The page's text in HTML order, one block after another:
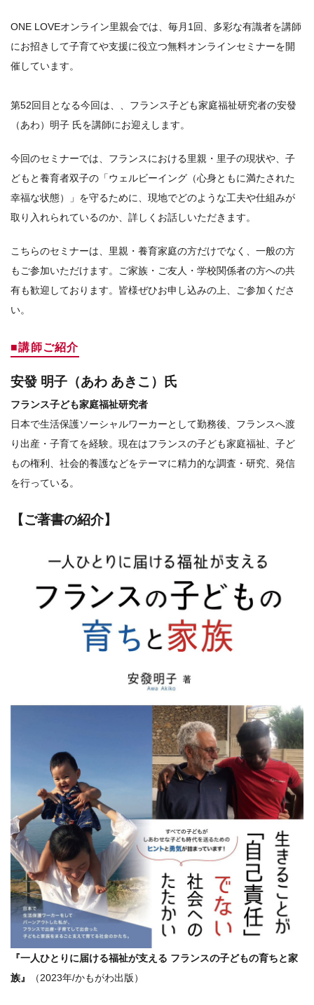
ONE LOVEオンライン里親会では、毎月1回、多彩な有識者を講師
にお招きして子育てや支援に役立つ無料オンラインセミナーを開
催しています。
第52回目となる今回は、、フランス子ども家庭福祉研究者の安發
（あわ）明子 氏を講師にお迎えします。
今回のセミナーでは、フランスにおける里親・里子の現状や、子
どもと養育者双子の「ウェルビーイング（心身ともに満たされた
幸福な状態）」を守るために、現地でどのような工夫や仕組みが
取り入れられているのか、詳しくお話しいただきます。
こちらのセミナーは、里親・養育家庭の方だけでなく、一般の方
もご参加いただけます。ご家族・ご友人・学校関係者の方への共
有も歓迎しております。皆様ぜひお申し込みの上、ご参加くださ
い。
■講師ご紹介
安發 明子（あわ あきこ）氏
フランス子ども家庭福祉研究者
日本で生活保護ソーシャルワーカーとして勤務後、フランスへ渡
り出産・子育てを経験。現在はフランスの子ども家庭福祉、子ど
もの権利、社会的養護などをテーマに精力的な調査・研究、発信
を行っている。
【ご著書の紹介】
『一人ひとりに届ける福祉が支える フランスの子どもの育ちと家
族』
（2023年/かもがわ出版）